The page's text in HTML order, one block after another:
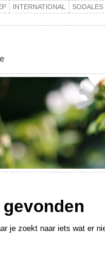
INTERNATIONAL
SODALES
je zoekt naar iets wat er